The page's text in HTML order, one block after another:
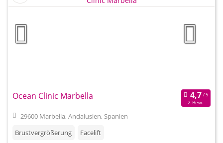
Ocean Clinic Marbella
2 Bew.
29600 Marbella, Andalusien, Spanien
Brustvergrößerung
Facelift